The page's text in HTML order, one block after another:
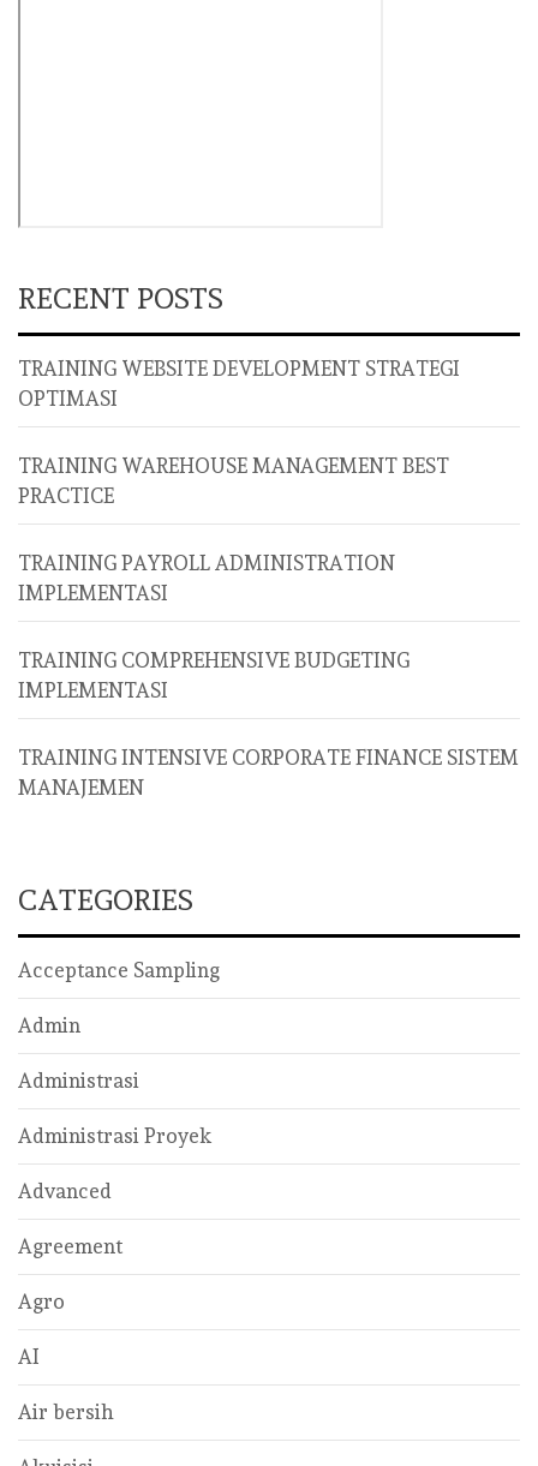
RECENT POSTS
TRAINING WEBSITE DEVELOPMENT STRATEGI
OPTIMASI
TRAINING WAREHOUSE MANAGEMENT BEST
PRACTICE
TRAINING PAYROLL ADMINISTRATION
IMPLEMENTASI
TRAINING COMPREHENSIVE BUDGETING
IMPLEMENTASI
TRAINING INTENSIVE CORPORATE FINANCE SISTEM
MANAJEMEN
CATEGORIES
Acceptance Sampling
Admin
Administrasi
Administrasi Proyek
Advanced
Agreement
Agro
AI
Air bersih